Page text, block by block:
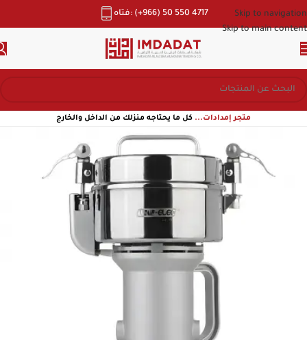
Skip to navigation
Skip to main content
هاتف: (+966) 50 550 4717
متجر إمدادات... كل ما يحتاجه منزلك من الداخل والخارج